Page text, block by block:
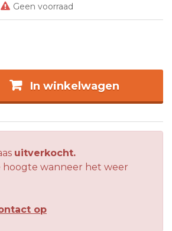
Geen voorraad
In winkelwagen
uitverkocht.
hoogte wanneer het weer
op